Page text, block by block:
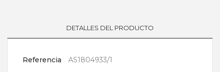
DETALLES DEL PRODUCTO
Referencia AS1804933/1